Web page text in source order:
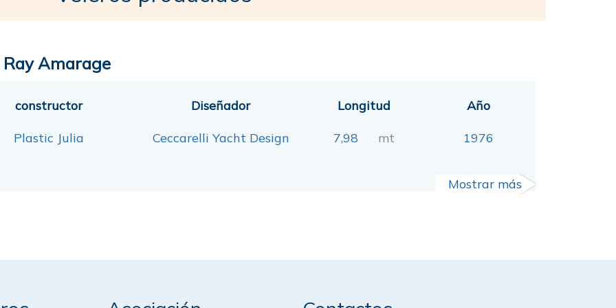
Ray Amarage
constructor
Plastic Julia
Diseñador
Ceccarelli Yacht Design
Longitud
7,98 mt
Año
1976
Mostrar más